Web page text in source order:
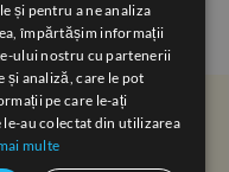
și pentru a ne analiza
împărtășim informații
ului nostru cu partenerii
analiză, care le pot
pe care le-ați
le-au colectat din utilizarea
multe